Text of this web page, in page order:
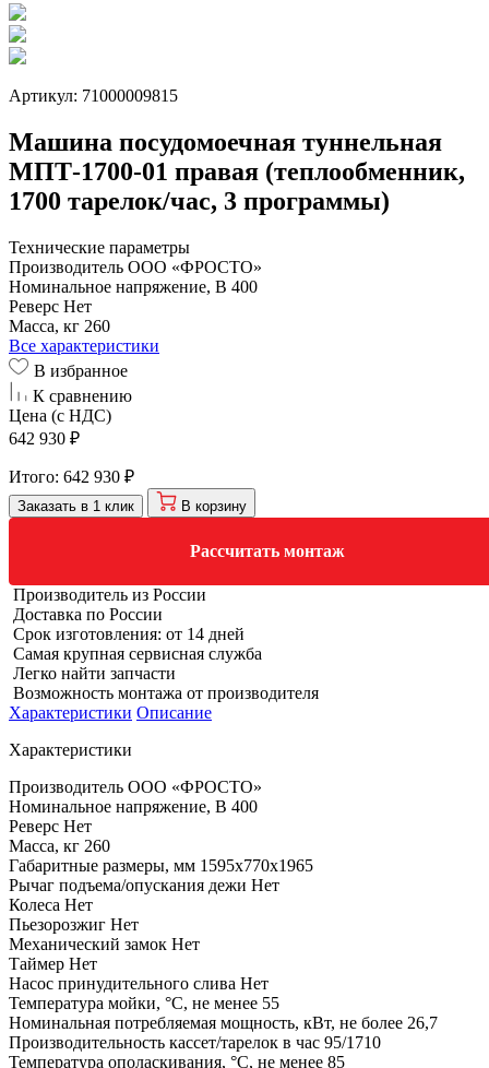
Артикул: 71000009815
Машина посудомоечная туннельная
МПТ-1700-01 правая (теплообменник,
1700 тарелок/час, 3 программы)
Технические параметры
Производитель ООО «ФРОСТО»
Номинальное напряжение, В 400
Реверс Нет
Масса, кг 260
Все характеристики
В избранное
К сравнению
Цена (с НДС)
642 930 ₽
Итого: 642 930 ₽
Заказать в 1 клик В корзину
Рассчитать монтаж
Производитель из России
Доставка по России
Срок изготовления: от 14 дней
Самая крупная сервисная служба
Легко найти запчасти
Возможность монтажа от производителя
Характеристики Описание
Характеристики
Производитель ООО «ФРОСТО»
Номинальное напряжение, В 400
Реверс Нет
Масса, кг 260
Габаритные размеры, мм 1595х770х1965
Рычаг подъема/опускания дежи Нет
Колеса Нет
Пьезорозжиг Нет
Механический замок Нет
Таймер Нет
Насос принудительного слива Нет
Температура мойки, °С, не менее 55
Номинальная потребляемая мощность, кВт, не более 26,7
Производительность кассет/тарелок в час 95/1710
Температура ополаскивания, °С, не менее 85